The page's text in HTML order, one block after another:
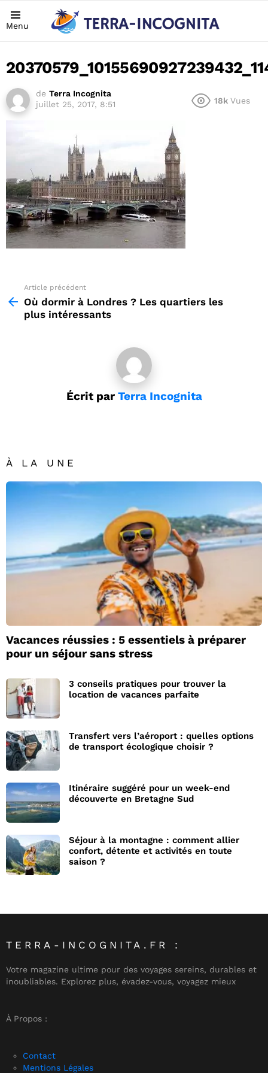
Menu
de Terra Incognita
juillet 25, 2017, 8:51
18k Vues
more
Article précédent
Où dormir à Londres ? Les quartiers les
plus intéressants
Écrit par Terra Incognita
À LA UNE
Vacances réussies : 5 essentiels à préparer
pour un séjour sans stress
3 conseils pratiques pour trouver la
location de vacances parfaite
Transfert vers l’aéroport : quelles options
de transport écologique choisir ?
Itinéraire suggéré pour un week-end
découverte en Bretagne Sud
Séjour à la montagne : comment allier
confort, détente et activités en toute
saison ?
TERRA-INCOGNITA.FR :
Votre magazine ultime pour des voyages sereins, durables et
inoubliables. Explorez plus, évadez-vous, voyagez mieux
À Propos :
Contact
Mentions Légales